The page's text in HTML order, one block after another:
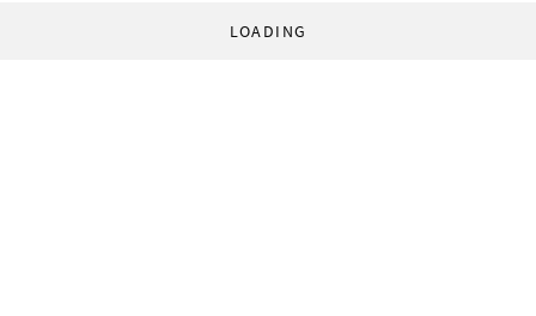
LOADING